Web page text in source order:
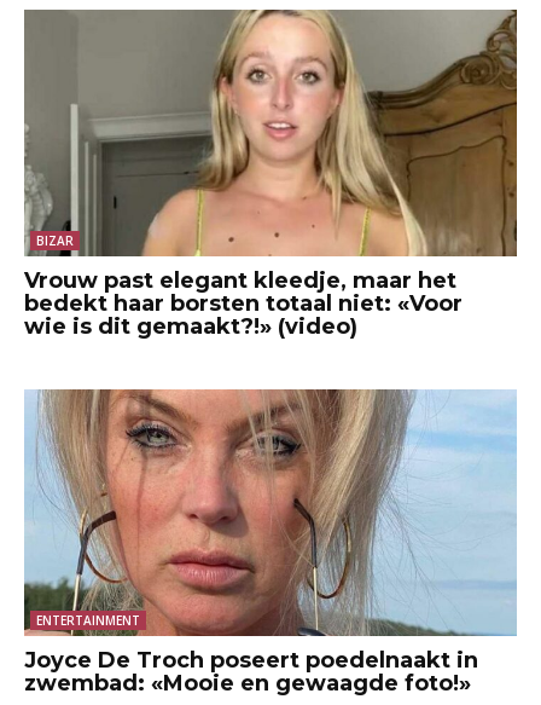
BIZAR
Vrouw past elegant kleedje, maar het
bedekt haar borsten totaal niet: «Voor
wie is dit gemaakt?!» (video)
ENTERTAINMENT
Joyce De Troch poseert poedelnaakt in
zwembad: «Mooie en gewaagde foto!»